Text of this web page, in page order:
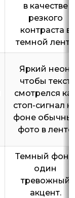
в качестве
резкого
контраста в
темной ленте
Яркий неон,
чтобы текст
смотрелся
стоп-сигнал
фоне
фото в ленте
Темный фон
один
тревожный
акцент.